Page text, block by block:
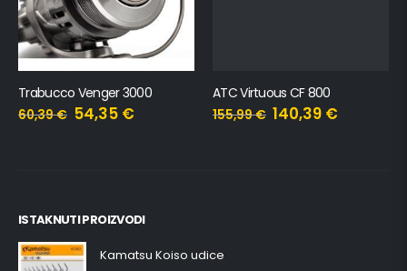
Trabucco Venger 3000
60,39€ 54,35 €
ATC Virtuous CF 800
155,99€ 140,39 €
ISTAKNUTI PROIZVODI
Kamatsu Koiso udice